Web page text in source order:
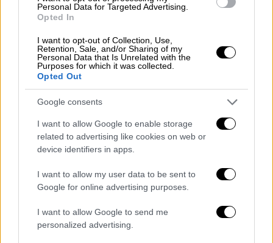
Personal Data for Targeted Advertising.
Opted In
I want to opt-out of Collection, Use,
Retention, Sale, and/or Sharing of my
Personal Data that Is Unrelated with the
Purposes for which it was collected.
Opted Out
Google consents
I want to allow Google to enable storage
related to advertising like cookies on web or
device identifiers in apps.
I want to allow my user data to be sent to
Google for online advertising purposes.
I want to allow Google to send me
personalized advertising.
δοκιμασιών», γνωστά διεθνώς ως Internet
challenges. Κάποια από αυτά μπορεί να
φαίνονται αστεία, κάποια ξεκίνησαν σε μια
προσπάθεια να διαδοθεί ένα θετικό μήνυμα,
ωστόσο δεν είναι λίγα εκείνα που καλούν τα
παιδιά να υποβληθούν σε μια σειρά
προκλήσεων που μπορούν να οδηγήσουν σε
τραυματισμούς ή ακόμα και σε αυτοκτονίες.
Τα «παιχνίδια» αυτά γίνονται γρήγορα
δημοφιλή μεταξύ των παιδιών.
Η«Μπλε Φάλαινα» έχει χαρακτηριστεί ως η
πλέον τρομακτική. Το σκεπτικό ήταν ότι
όποιος συμμετείχε θα έπρεπε σε διάστημα
50 ημερών να πραγματοποιήσει σειρά